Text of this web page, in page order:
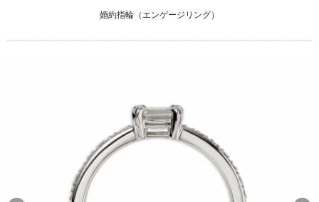
婚約指輪（エンゲージリング）